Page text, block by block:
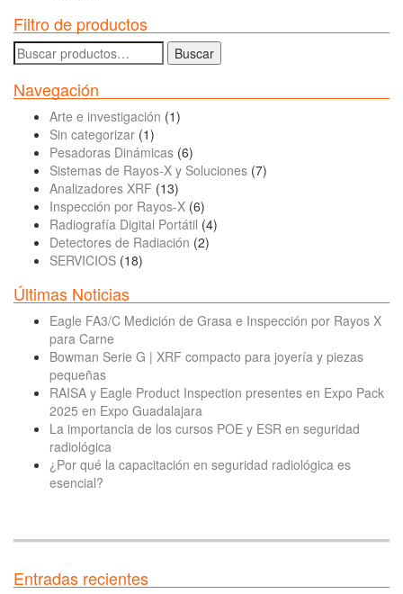
Filtro de productos
Buscar
por:
Buscar
Navegación
Arte e investigación (1)
Sin categorizar (1)
Pesadoras Dinámicas (6)
Sistemas de Rayos-X y Soluciones (7)
Analizadores XRF (13)
Inspección por Rayos-X (6)
Radiografía Digital Portátil (4)
Detectores de Radiación (2)
SERVICIOS (18)
Últimas Noticias
Eagle FA3/C Medición de Grasa e Inspección por Rayos X
para Carne
Bowman Serie G | XRF compacto para joyería y piezas
pequeñas
RAISA y Eagle Product Inspection presentes en Expo Pack
2025 en Expo Guadalajara
La importancia de los cursos POE y ESR en seguridad
radiológica
¿Por qué la capacitación en seguridad radiológica es
esencial?
Entradas recientes